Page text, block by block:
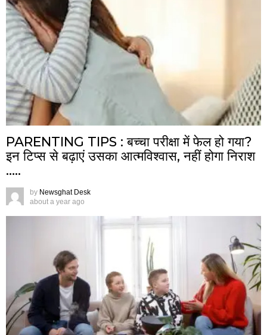
PARENTING TIPS : बच्चा परीक्षा में फेल हो गया?
इन टिप्स से बढ़ाएं उसका आत्मविश्वास, नहीं होगा निराश
…..
by Newsghat Desk
about a year ago